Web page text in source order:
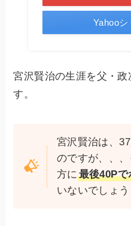
Yahoo
宮沢賢治の生涯を父・
す。
宮沢賢治は、
のですが、、
方に最後40P
いないでしょう